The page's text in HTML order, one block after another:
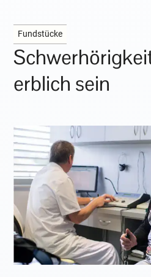
Fundstücke
erblich sein